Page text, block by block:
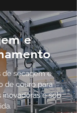
e
de secagem e
de couro para
e sob